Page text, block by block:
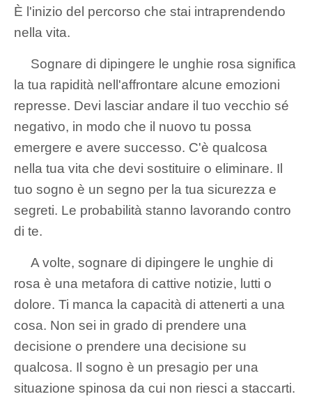
È l'inizio del percorso che stai intraprendendo
nella vita.
Sognare di dipingere le unghie rosa significa
la tua rapidità nell'affrontare alcune emozioni
represse. Devi lasciar andare il tuo vecchio sé
negativo, in modo che il nuovo tu possa
emergere e avere successo. C'è qualcosa
nella tua vita che devi sostituire o eliminare. Il
tuo sogno è un segno per la tua sicurezza e
segreti. Le probabilità stanno lavorando contro
di te.
A volte, sognare di dipingere le unghie di
rosa è una metafora di cattive notizie, lutti o
dolore. Ti manca la capacità di attenerti a una
cosa. Non sei in grado di prendere una
decisione o prendere una decisione su
qualcosa. Il sogno è un presagio per una
situazione spinosa da cui non riesci a staccarti.